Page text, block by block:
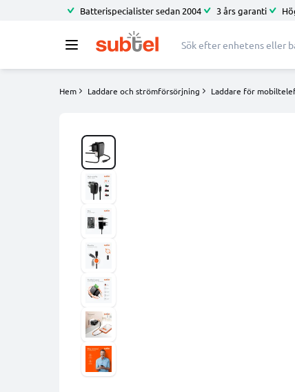
Batterispecialister sedan 2004 3 års garanti
Hem Laddare och strömförsörjning Laddare för